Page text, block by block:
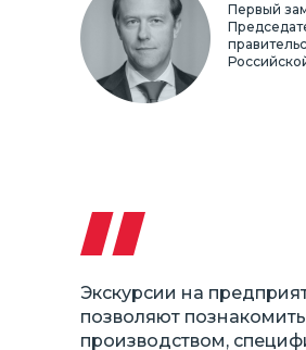
Экскурсии на
позволяют
производством,
Первый